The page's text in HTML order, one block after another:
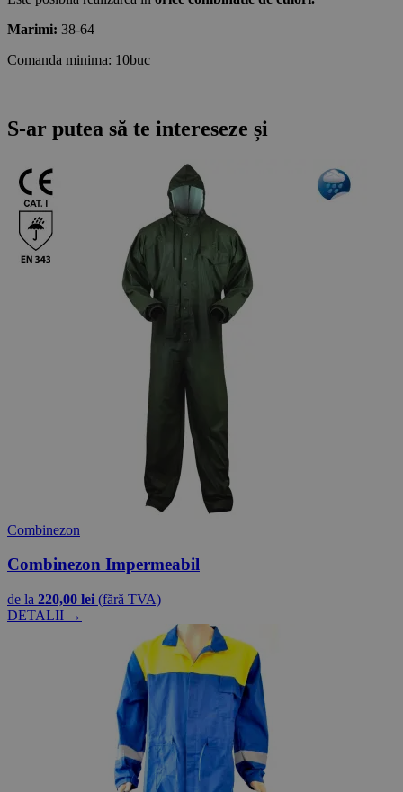
Marimi: 38-64
Comanda minima: 10buc
S-ar putea să te intereseze și
Combinezon
Combinezon Impermeabil
de la 220,00 lei (fără TVA)
DETALII →